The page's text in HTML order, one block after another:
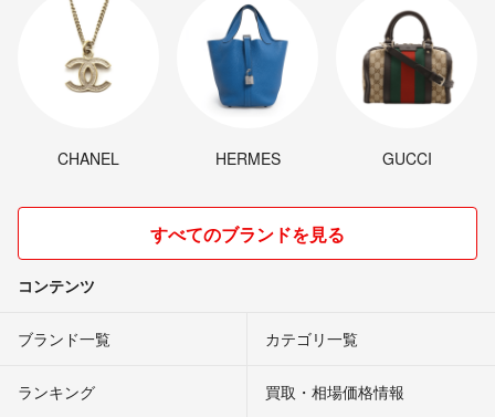
CHANEL HERMES GUCCI
すべてのブランドを見る
コンテンツ
ブランド一覧 カテゴリ一覧
ランキング 買取・相場価格情報